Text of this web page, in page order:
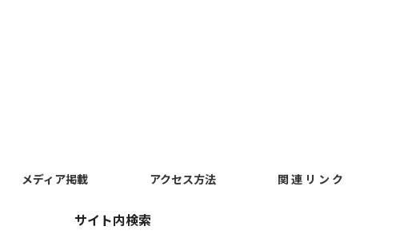
メディア掲載 アクセス方法 関 連 リ ン ク
サイト内検索